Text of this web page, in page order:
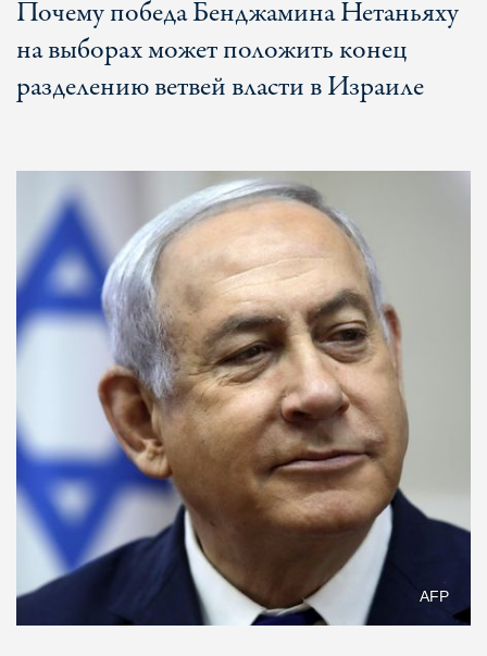
Почему победа Бенджамина Нетаньяху
на выборах может положить конец
разделению ветвей власти в Израиле
AFP